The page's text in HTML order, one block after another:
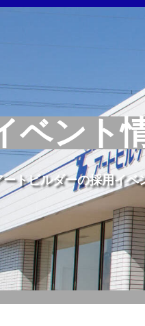
ベント
トビルダーの採用イベ